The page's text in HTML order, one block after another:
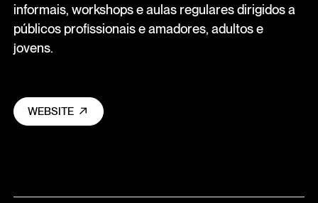
informais, workshops e aulas regulares dirigidos a
públicos profissionais e amadores, adultos e
jovens.
WEBSITE